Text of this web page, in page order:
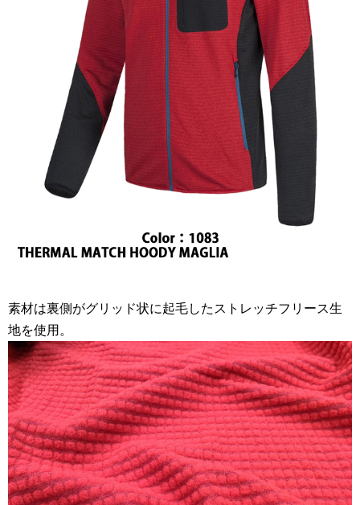
素材は裏側がグリッド状に起毛したストレッチフリース生
地を使用。